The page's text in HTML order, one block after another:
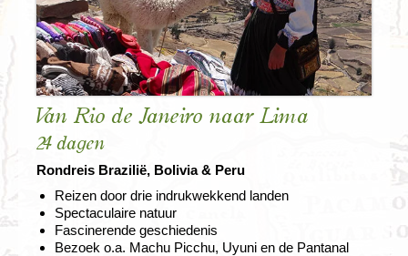
Van Rio de Janeiro naar Lima
24 dagen
Rondreis Brazilië, Bolivia & Peru
Reizen door drie indrukwekkend landen
Spectaculaire natuur
Fascinerende geschiedenis
Bezoek o.a. Machu Picchu, Uyuni en de Pantanal